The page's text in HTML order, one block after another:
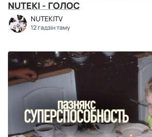
NUTEKI - ГОЛОС
NUTEKITV
12 гадзін таму